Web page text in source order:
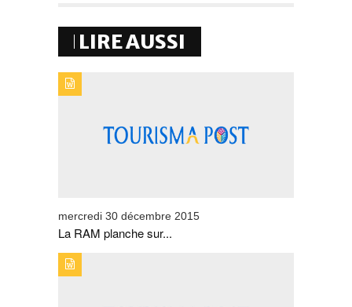
LIRE AUSSI
mercredi 30 décembre 2015
La RAM planche sur...